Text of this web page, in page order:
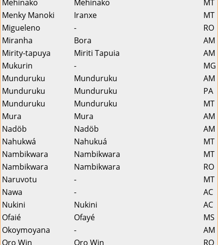
Mehinako
Mehinako
MT
Menky Manoki
Iranxe
MT
Migueleno
-
RO
Miranha
Bora
AM
Mirity-tapuya
Miriti Tapuia
AM
Mukurin
-
MG
Munduruku
Munduruku
AM
Munduruku
Munduruku
PA
Munduruku
Munduruku
MT
Mura
Mura
AM
Nadöb
Nadöb
AM
Nahukwá
Nahukuá
MT
Nambikwara
Nambikwara
MT
Nambikwara
Nambikwara
RO
Naruvotu
-
MT
Nawa
-
AC
Nukini
Nukini
AC
Ofaié
Ofayé
MS
Okoymoyana
-
AM
Oro Win
Oro Win
RO